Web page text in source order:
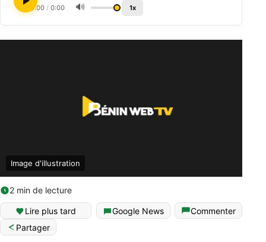
0:00 / 0:00 🔊 1x
Image d'illustration
2 min de lecture
Lire plus tard Google News
Commenter
Partager